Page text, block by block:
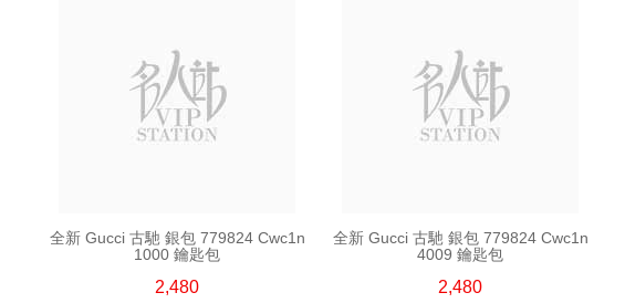
全新 Gucci 古馳 銀包 779824 Cwc1n
1000 鑰匙包
2,480
全新 Gucci 古馳 銀包 779824 Cwc1n
4009 鑰匙包
2,480